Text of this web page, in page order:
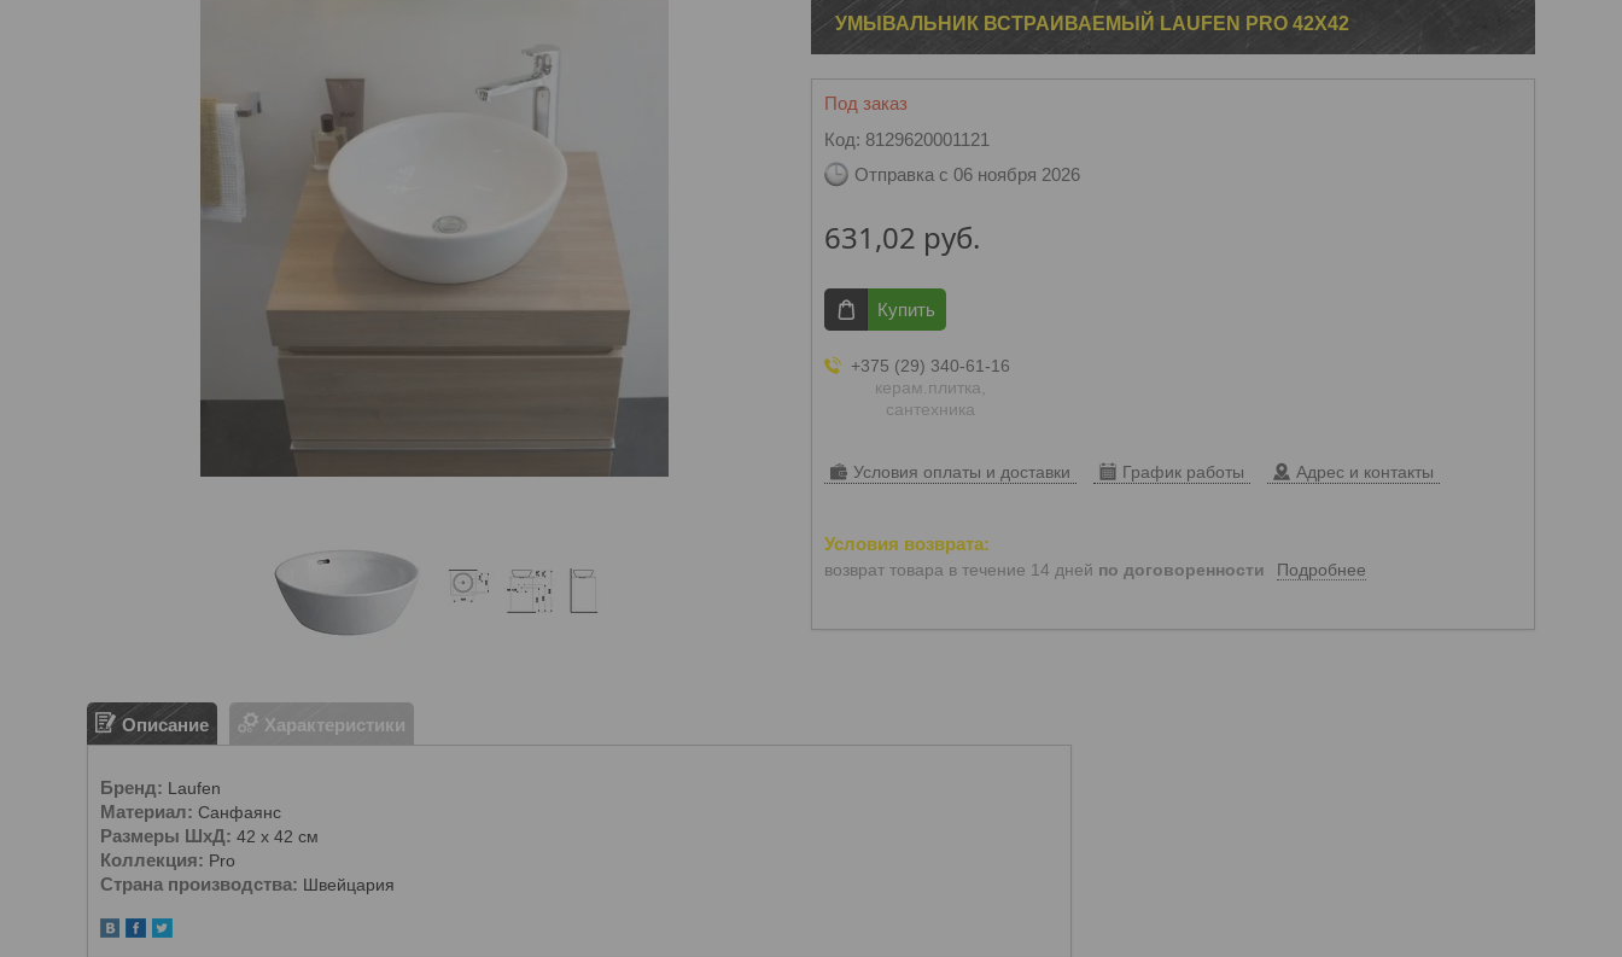
УМЫВАЛЬНИК ВСТРАИВАЕМЫЙ LAUFEN PRO 42X42
Под заказ
Код: 8129620001121
Отправка с 06 ноября 2026
631,02 руб.
Купить
+375 (29) 340-61-16
керам.плитка,
сантехника
Условия оплаты и доставки График работы Адрес и контакты
возврат товара в течение 14 дней по договоренности Подробнее
Описание Характеристики
Бренд: Laufen
Материал: Санфаянс
Размеры ШxД: 42 x 42 см
Коллекция: Pro
Страна производства: Швейцария